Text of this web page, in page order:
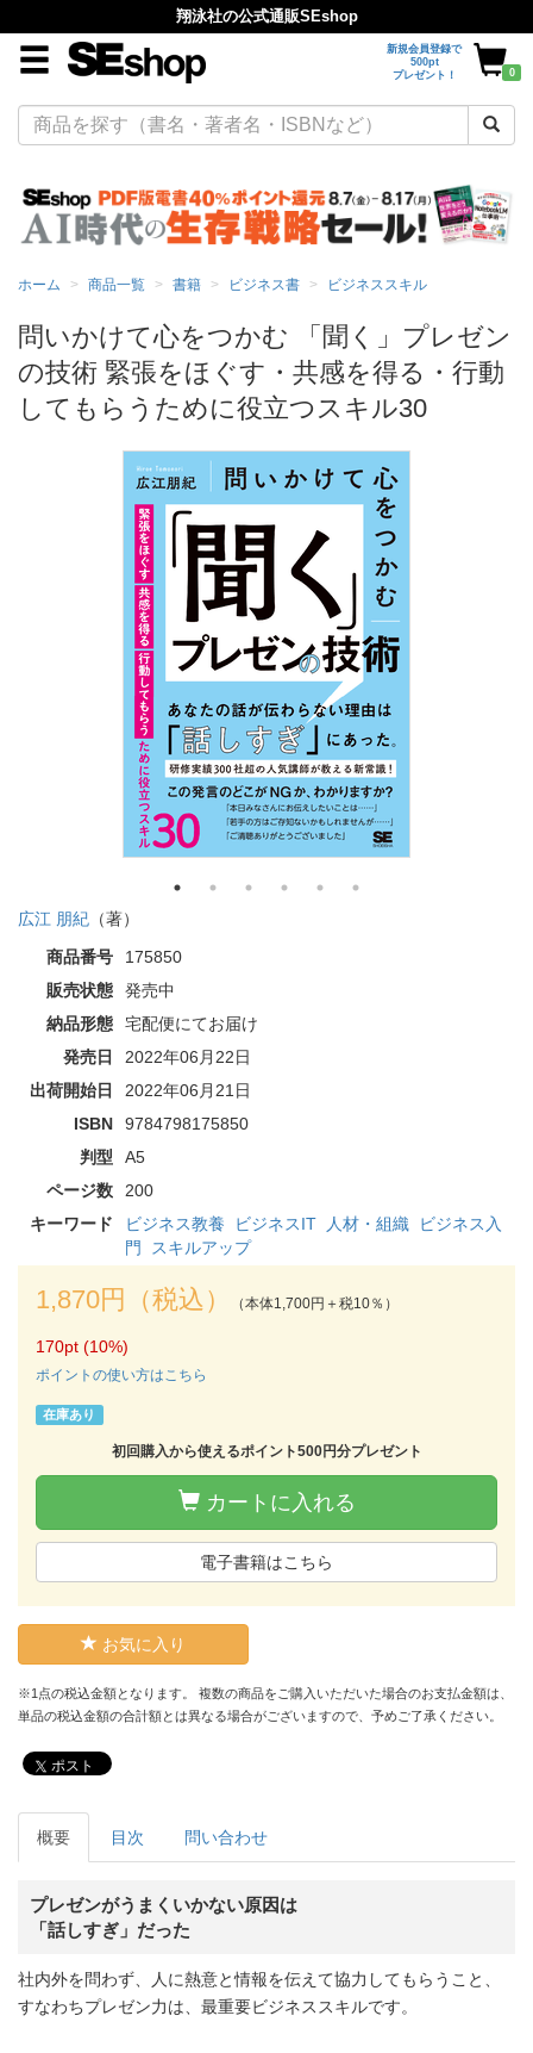
翔泳社の公式通販SEshop
新規会員登録で
500pt
プレゼント！
0
ホーム 商品一覧 書籍 ビジネス書 ビジネススキル
問いかけて心をつかむ 「聞く」プレゼン
の技術 緊張をほぐす・共感を得る・行動
してもらうために役立つスキル30
広江 朋紀 （著）
商品番号
175850
販売状態
発売中
納品形態
宅配便にてお届け
発売日
2022年06月22日
出荷開始日
2022年06月21日
ISBN
9784798175850
判型
A5
ページ数
200
キーワード
ビジネス教養 ビジネスIT 人材・組織
ビジネス入
門
スキルアップ
1,870円（税込） （本体1,700円＋税10％）
170pt (10%)
ポイントの使い方はこちら
在庫あり
初回購入から使えるポイント500円分プレゼント
カートに入れる
電子書籍はこちら
お気に入り
※1点の税込金額となります。 複数の商品をご購入いただいた場合のお支払金額は、
単品の税込金額の合計額とは異なる場合がございますので、予めご了承ください。
ポスト
概要 目次 問い合わせ
プレゼンがうまくいかない原因は
「話しすぎ」だった
社内外を問わず、人に熱意と情報を伝えて協力してもらうこと、
すなわちプレゼン力は、最重要ビジネススキルです。